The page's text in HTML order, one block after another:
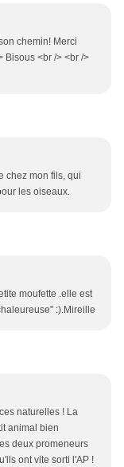
chemin! Merci
Bisous <br /> <br />
chez mon fils, qui
les oiseaux.
moufette .elle est
:).Mireille
naturelles ! La
animal bien
deux promeneurs
ont vite sorti l'AP !